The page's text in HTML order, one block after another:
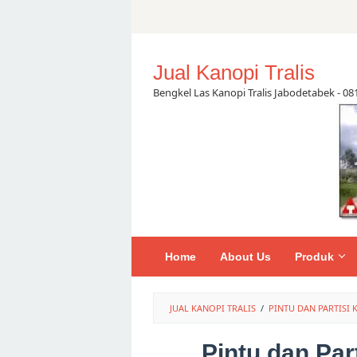
Jual Kanopi Tralis
Bengkel Las Kanopi Tralis Jabodetabek -
Home About Us Produk
JUAL KANOPI TRALIS / PINTU DAN PARTISI